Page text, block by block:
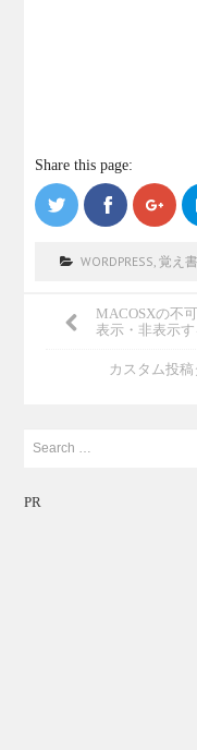
Share this page:
WORDPRESS ,覚え
MACOSXの不
表示・非表示
カスタム投
PR